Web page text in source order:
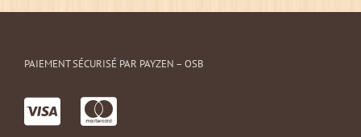
PAIEMENT SÉCURISÉ PAR PAYZEN – OSB